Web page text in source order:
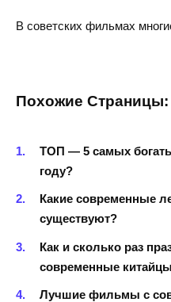
В советских фильмах
Похожие Страницы:
ТОП — 5 самых
году?
Какие современные
существуют?
Как и сколько раз
современные
Лучшие фильмы с